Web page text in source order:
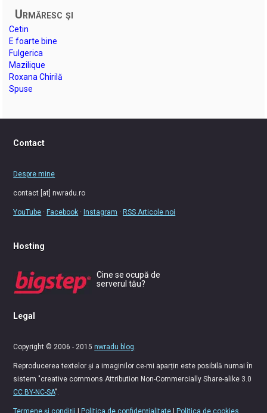
Urmăresc şi
Cetin
E foarte bine
Fulgerica
Mazilique
Roxana Chirilă
Spuse
Contact
Despre mine
contact [at] nwradu.ro
YouTube · Facebook · Instagram · RSS Articole noi
Hosting
Cine se ocupă de
serverul tău?
Legal
Copyright © 2006 - 2015nwradu blog.
Reproducerea textelor și a imaginilor ce-mi aparțin este posibilă numai în
sistem "creative commons Attribution Non-Commercially Share-alike 3.0
CC BY-NC-SA".